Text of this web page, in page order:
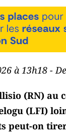
à 13h18 -
(RN) au
(LFI)
peut-on